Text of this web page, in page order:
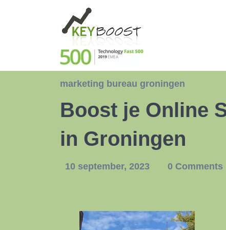
marketing bureau groningen
Boost je Online
in Groningen
10 september, 2023 0 Comments